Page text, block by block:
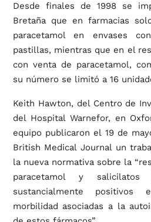
Desde finales de 1998 se
Bretaña que en farmacias
paracetamol en envases
pastillas, mientras que en el
con venta de paracetamol,
su número se limitó a 16
Keith Hawton, del Centro de
del Hospital Warnefor, en
equipo publicaron el 19 de
British Medical Journal un
la nueva normativa sobre la
paracetamol y
sustancialmente
morbilidad asociadas a la